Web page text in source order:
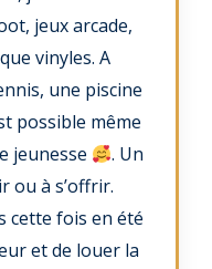
jeux arcade,
vinyles. A
une piscine
possible même
jeunesse
. Un
ou à s’offrir.
cette fois en été
et de louer la